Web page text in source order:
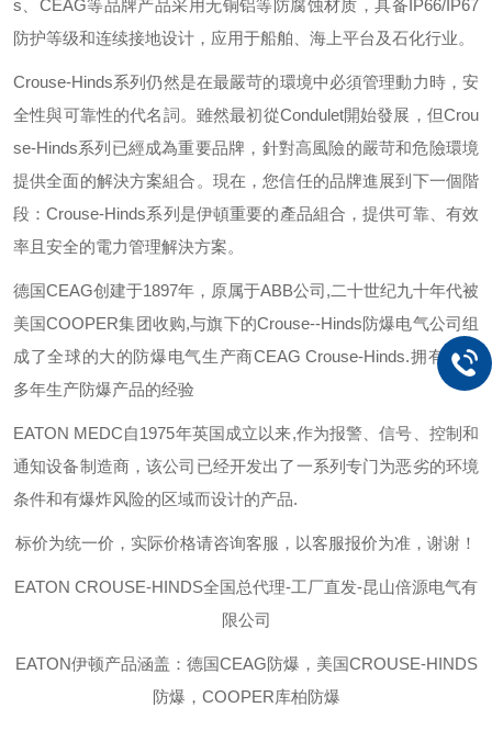
s CEAG等品牌产品采用无铜铝等防腐蚀材质，具备 IP66/IP67
防护等级和连续接地设计，应用于船舶、海上平台及石化行业。
Crouse-Hinds系列仍然是在最嚴苛的環境中必須管理動力時，安
全性與可靠性的代名詞。雖然最初從Condulet開始發展，但Crou
se-Hinds系列已經成為重要品牌，針對高風險的嚴苛和危險環境
提供全面的解決方案組合。現在，您信任的品牌進展到下一個階
段：Crouse-Hinds系列是伊頓重要的產品組合，提供可靠、有效
率且安全的電力管理解決方案。
德国CEAG创建于1897年，原属于ABB公司,二十世纪九十年代被
美国COOPER集团收购,与旗下的Crouse--Hinds防爆电气公司组
成了全球的大的防爆电气生产商CEAG Crouse-Hinds.拥有一百
多年生产防爆产品的经验
EATON MEDC自1975年英国成立以来,作为报警、信号、控制和
通知设备制造商，该公司已经开发出了一系列专门为恶劣的环境
条件和有爆炸风险的区域而设计的产品.
标价为统一价，实际价格请咨询客服，以客服报价为准，谢谢！
EATON CROUSE-HINDS全国总代理-工厂直发-昆山倍源电气有
限公司
EATON伊顿产品涵盖：德国CEAG防爆，美国CROUSE-HINDS
防爆，COOPER库柏防爆